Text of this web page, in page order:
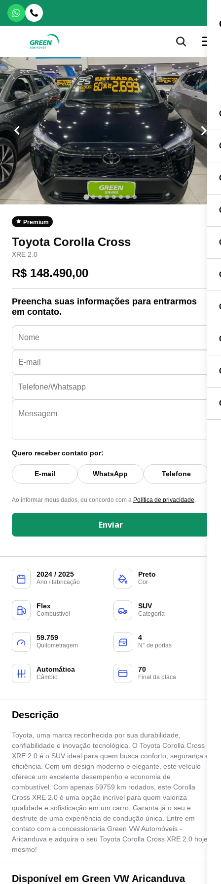
2024 / 2025
Ano / fabricação
Preto
Cor
Flex
Combustível
SUV
Categoria
59.759
Quilometragem
4
N° de portas
Automática
Câmbio
70
Final da placa
Descrição
Toyota, uma marca reconhecida por sua durabilidade,
confiabilidade e inovação tecnológica. O Toyota Corolla Cross
XRE 2.0 é o SUV ideal para quem busca conforto, segurança e
eficiência. Com um design moderno e elegante, este veículo
oferece um excelente desempenho e economia de
combustível. Com apenas 59759 km rodados, este Corolla
Cross XRE 2.0 é uma opção incrível para quem valoriza
qualidade e sofisticação em um carro. Garanta já o seu e
desfrute de uma experiência de condução única. Entre em
contato com a concessionaria Green VW Automóveis -
Aricanduva e adquira o seu Toyota Corolla Cross XRE 2.0 hoje
mesmo!
Disponível em Green VW Aricanduva
Premium
Toyota Corolla Cross
XRE 2.0
R$ 148.490,00
Preencha suas informações para entrarmos
em contato.
Quero receber contato por:
E-mail WhatsApp Telefone
Ao informar meus dados, eu concordo com a Política de privacidade.
Enviar